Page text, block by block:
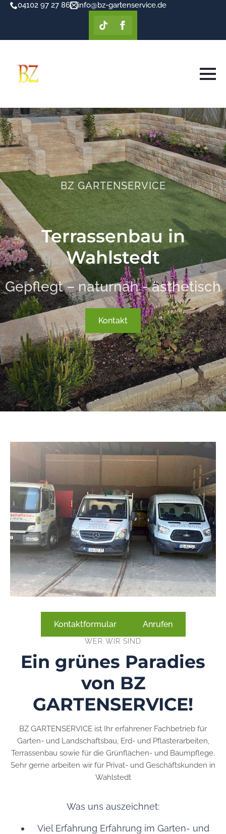
04102 97 27 86 info@bz-gartenservice.de
BZ GARTENSERVICE
Terrassenbau in
Wahlstedt
Gepflegt – naturnah - ästhetisch
Kontakt
Kontaktformular Anrufen
WER WIR SIND
Ein grünes Paradies
von BZ
GARTENSERVICE!
BZ GARTENSERVICE ist Ihr erfahrener Fachbetrieb für
Garten- und Landschaftsbau, Erd- und Pflasterarbeiten,
Terrassenbau sowie für die Grünflächen- und Baumpflege.
Sehr gerne arbeiten wir für Privat- und Geschäftskunden in
Wahlstedt
Was uns auszeichnet:
Viel Erfahrung Erfahrung im Garten- und